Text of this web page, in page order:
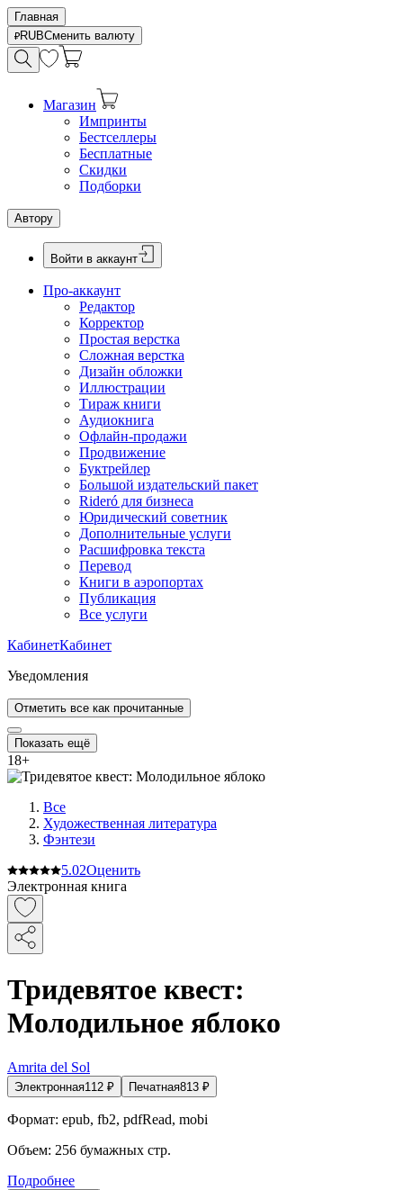
Главная
RUBСменить валюту
Магазин
Импринты
Бестселлеры
Бесплатные
Скидки
Подборки
Автору
Войти в аккаунт
Про-аккаунт
Редактор
Корректор
Простая верстка
Сложная верстка
Дизайн обложки
Иллюстрации
Тираж книги
Аудиокнига
Офлайн-продажи
Продвижение
Буктрейлер
Большой издательский пакет
Rideró для бизнеса
Юридический советник
Дополнительные услуги
Расшифровка текста
Перевод
Книги в аэропортах
Публикация
Все услуги
КабинетКабинет
Уведомления
Отметить все как прочитанные
Показать ещё
18+
Все
Художественная литература
Фэнтези
5.02Оценить
Электронная книга
Тридевятое квест:
Молодильное яблоко
Amrita del Sol
Электронная112 ₽ Печатная813 ₽
Формат: epub, fb2, pdfRead, mobi
Объем: 256 бумажных стр.
Подробнее